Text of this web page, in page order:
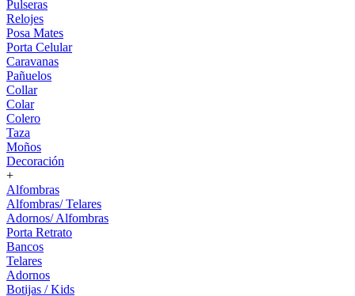
Pulseras
Relojes
Posa Mates
Porta Celular
Caravanas
Pañuelos
Collar
Colar
Colero
Taza
Moños
Decoración
+
Alfombras
Alfombras/ Telares
Adornos/ Alfombras
Porta Retrato
Bancos
Telares
Adornos
Botijas / Kids